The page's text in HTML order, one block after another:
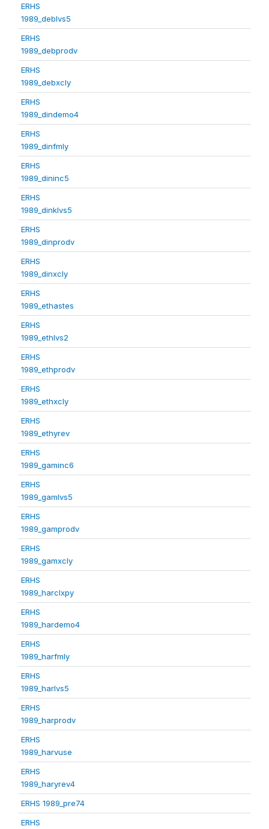
ERHS
1989_deblvs5
ERHS
1989_debprodv
ERHS
1989_debxcly
ERHS
1989_dindemo4
ERHS
1989_dinfmly
ERHS
1989_dininc5
ERHS
1989_dinklvs5
ERHS
1989_dinprodv
ERHS
1989_dinxcly
ERHS
1989_ethastes
ERHS
1989_ethlvs2
ERHS
1989_ethprodv
ERHS
1989_ethxcly
ERHS
1989_ethyrev
ERHS
1989_gaminc6
ERHS
1989_gamlvs5
ERHS
1989_gamprodv
ERHS
1989_gamxcly
ERHS
1989_harclxpy
ERHS
1989_hardemo4
ERHS
1989_harfmly
ERHS
1989_harlvs5
ERHS
1989_harprodv
ERHS
1989_harvuse
ERHS
1989_haryrev4
ERHS 1989_pre74
ERHS